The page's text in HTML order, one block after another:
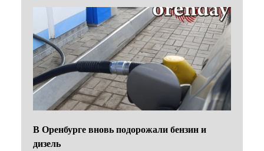
В Оренбурге вновь подорожали бензин и
дизель